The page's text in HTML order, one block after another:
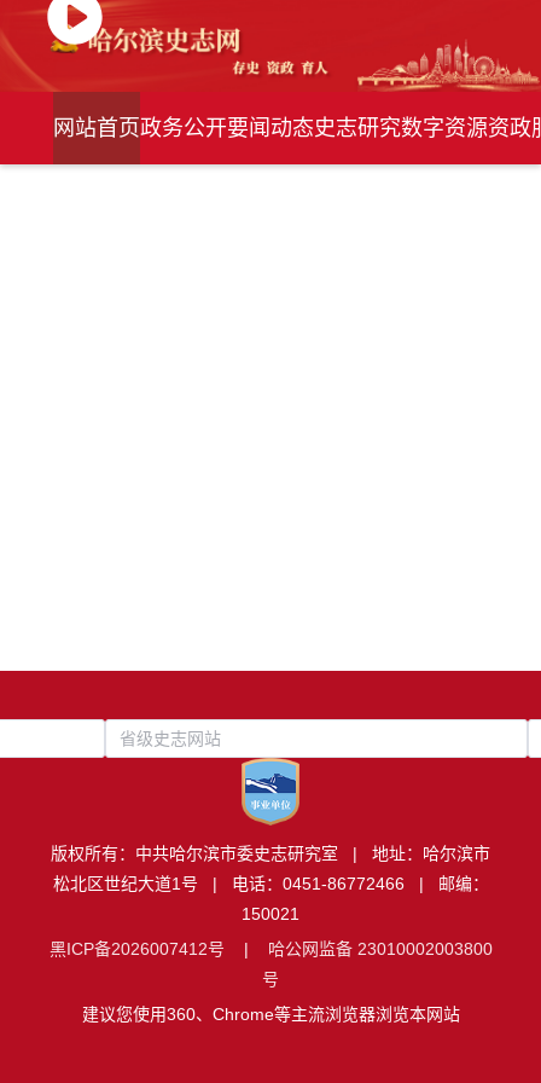
网站首页政务公开要闻动态史志研究数字资源资政
省级史志网站
版权所有：中共哈尔滨市委史志研究室 | 地址：哈尔滨市
松北区世纪大道1号 | 电话：0451-86772466 | 邮编：
150021
黑ICP备2026007412号 | 哈公网监备 23010002003800
号
建议您使用360、Chrome等主流浏览器浏览本网站